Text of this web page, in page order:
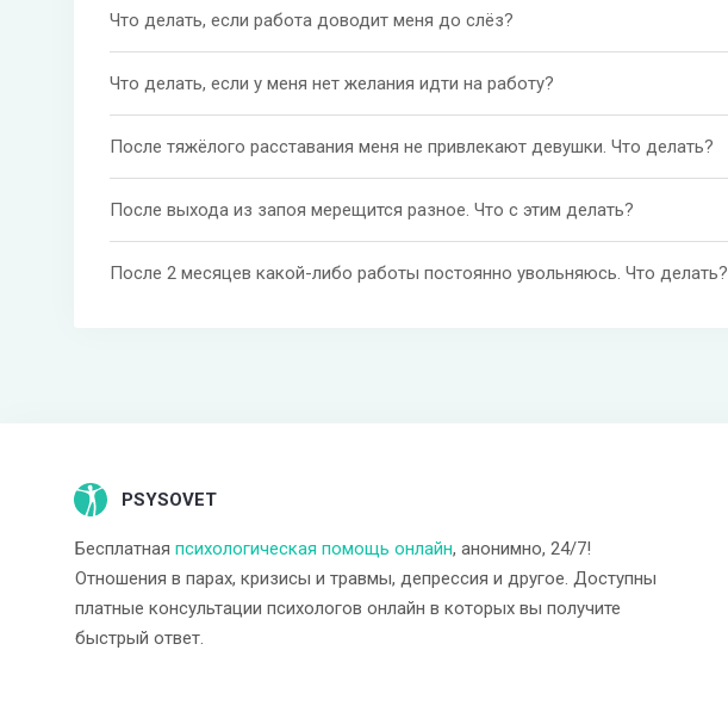
Что делать, если работа доводит меня до слёз?
Что делать, если у меня нет желания идти на работу?
После тяжёлого расставания меня не привлекают девушки. Что делать?
После выхода из запоя мерещится разное. Что с этим делать?
После 2 месяцев какой-либо работы постоянно увольняюсь. Что делать?
PSYSOVET
Бесплатная психологическая помощь онлайн, анонимно, 24/7!
Отношения в парах, кризисы и травмы, депрессия и другое. Доступны
платные консультации психологов онлайн в которых вы получите
быстрый ответ.